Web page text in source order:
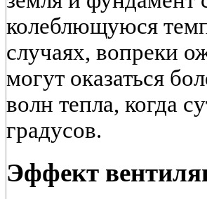
колеблющуюся
случаях, вопреки
могут оказаться
волн тепла, когда
градусов.
Эффект